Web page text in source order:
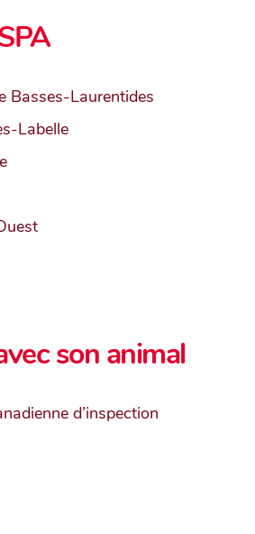
Basses-Laurentides
Labelle
son animal
d’inspection